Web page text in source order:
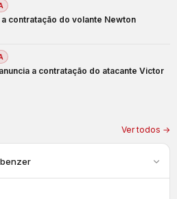
a contratação do volante Newton
a contratação do atacante Victor
Ver todos →